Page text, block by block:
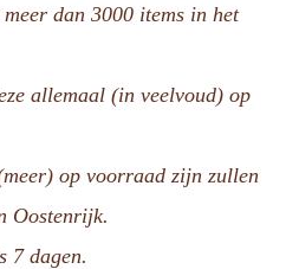
dan 3000 items in het
allemaal (in veelvoud) op
op voorraad zijn zullen
Oostenrijk.
7 dagen.